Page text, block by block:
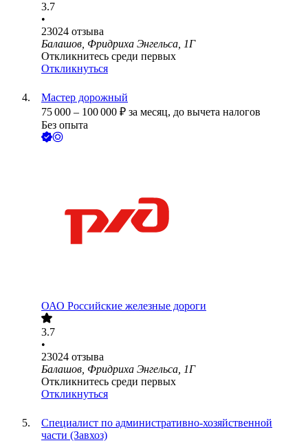
3.7
•
23024 отзыва
Балашов, Фридриха Энгельса, 1Г
Откликнитесь среди первых
Откликнуться
Мастер дорожный
75 000 – 100 000 ₽ за месяц, до вычета налогов
Без опыта
ОАО Российские железные дороги
3.7
•
23024 отзыва
Балашов, Фридриха Энгельса, 1Г
Откликнитесь среди первых
Откликнуться
Специалист по административно-хозяйственной
части (Завхоз)